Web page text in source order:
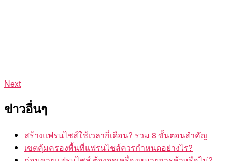
Next
ข่าวอื่นๆ
สร้างแฟรนไชส์ใช้เวลากี่เดือน? รวม 8 ขั้นตอนสำคัญ
เขตคุ้มครองพื้นที่แฟรนไชส์ควรกำหนดอย่างไร?